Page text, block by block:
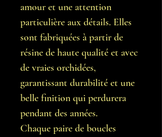
amour et une attention
particulière aux détails. Elles
sont fabriquées à partir de
résine de haute qualité et avec
de vraies orchidées,
garantissant durabilité et une
belle finition qui perdurera
pendant des années.
Chaque paire de boucles